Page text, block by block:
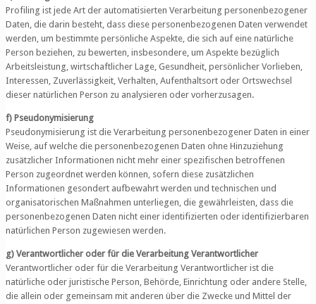
Profiling ist jede Art der automatisierten Verarbeitung personenbezogener
Daten, die darin besteht, dass diese personenbezogenen Daten verwendet
werden, um bestimmte persönliche Aspekte, die sich auf eine natürliche
Person beziehen, zu bewerten, insbesondere, um Aspekte bezüglich
Arbeitsleistung, wirtschaftlicher Lage, Gesundheit, persönlicher Vorlieben,
Interessen, Zuverlässigkeit, Verhalten, Aufenthaltsort oder Ortswechsel
dieser natürlichen Person zu analysieren oder vorherzusagen.
f) Pseudonymisierung
Pseudonymisierung ist die Verarbeitung personenbezogener Daten in einer
Weise, auf welche die personenbezogenen Daten ohne Hinzuziehung
zusätzlicher Informationen nicht mehr einer spezifischen betroffenen
Person zugeordnet werden können, sofern diese zusätzlichen
Informationen gesondert aufbewahrt werden und technischen und
organisatorischen Maßnahmen unterliegen, die gewährleisten, dass die
personenbezogenen Daten nicht einer identifizierten oder identifizierbaren
natürlichen Person zugewiesen werden.
g) Verantwortlicher oder für die Verarbeitung Verantwortlicher
Verantwortlicher oder für die Verarbeitung Verantwortlicher ist die
natürliche oder juristische Person, Behörde, Einrichtung oder andere Stelle,
die allein oder gemeinsam mit anderen über die Zwecke und Mittel der